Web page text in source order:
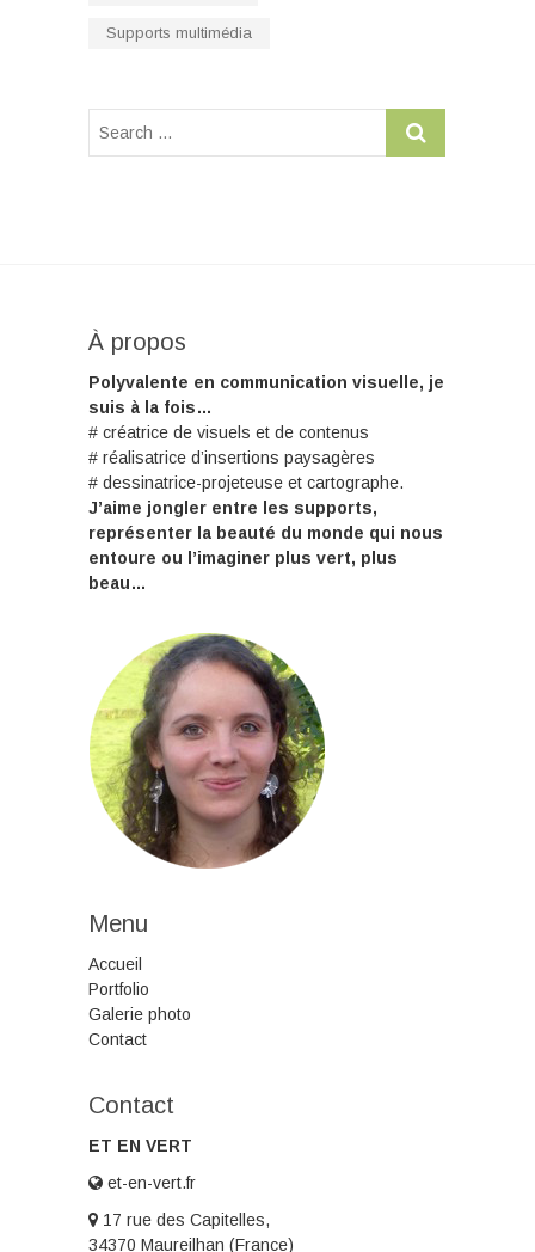
Supports multimédia
À propos
Polyvalente en communication visuelle, je
suis à la fois…
# créatrice de visuels et de contenus
# réalisatrice d’insertions paysagères
# dessinatrice-projeteuse et cartographe.
J’aime jongler entre les supports,
représenter la beauté du monde qui nous
entoure ou l’imaginer plus vert, plus
beau…
Menu
Accueil
Portfolio
Galerie photo
Contact
Contact
ET EN VERT
et-en-vert.fr
17 rue des Capitelles,
34370 Maureilhan (France)